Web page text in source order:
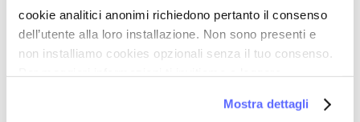
cookie analitici anonimi richiedono pertanto il consenso
dell’utente alla loro installazione. Non sono presenti e
non installiamo cookies opzionali senza il tuo consenso.
Mostra dettagli
Inibitori dell'aromatasi -Iniziazione -Innamoramento -
Inositoli (myo-inositolo e D-chiro-inositolo) -Inquinamento
Insulina / Insulino resistenza
Internet, media e social media -